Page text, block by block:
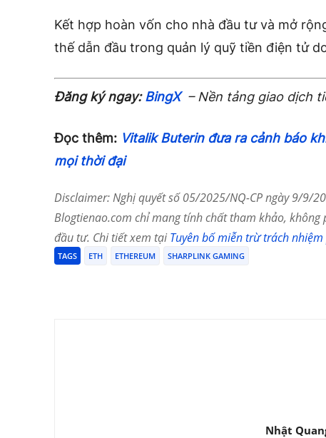
Kết hợp hoàn vốn cho nhà đầu tư và mở
thế dẫn đầu trong quản lý quỹ tiền điện tử
Đăng ký ngay:BingX– Nền tảng giao dịch
Đọc thêm: Vitalik Buterin đưa ra cảnh báo
mọi thời đại
Disclaimer: Nghị quyết số 05/2025/NQ-CP ngày 9/9/
Blogtienao.com chỉ mang tính chất tham khảo,
đầu tư. Chi tiết xem tạiTuyên bố miễn trừ trách
TAGS ETH ETHEREUM SHARPLINK GAMING
Nhật